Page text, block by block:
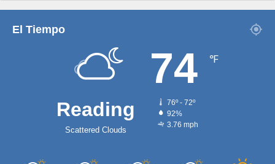
El Tiempo
Reading
Scattered Clouds
74 ℉
76º - 72º
92%
3.76 mph